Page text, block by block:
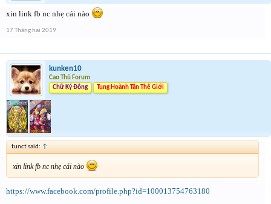
xin link fb nc nhẹ cái nào
17 Tháng hai 2019
kunken10
Cao Thủ Forum
Chữ Ký Động
Tung Hoành Tân Thế Giới
tunct said: ↑
xin link fb nc nhẹ cái nào
https://www.facebook.com/profile.php?id=100013754763180